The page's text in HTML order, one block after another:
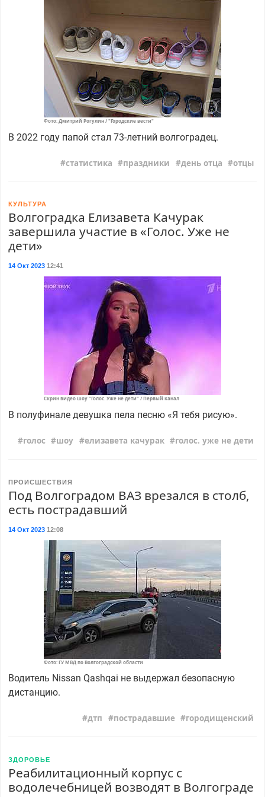
Фото: Дмитрий Рогулин / "Городские вести"
В 2022 году папой стал 73-летний волгоградец.
статистика праздники день отца отцы
КУЛЬТУРА
Волгоградка Елизавета Качурак
завершила участие в «Голос. Уже не
дети»
14 Окт 202312:41
Скрин видео шоу "Голос. Уже не дети" / Первый канал
В полуфинале девушка пела песню «Я тебя рисую».
голос шоу елизавета качурак голос. уже не дети
ПРОИСШЕСТВИЯ
Под Волгоградом ВАЗ врезался в столб,
есть пострадавший
14 Окт 202312:08
Фото: ГУ МВД по Волгоградской области
Водитель Nissan Qashqai не выдержал безопасную
дистанцию.
дтп пострадавшие городищенский
ЗДОРОВЬЕ
Реабилитационный корпус с
водолечебницей возводят в Волгограде